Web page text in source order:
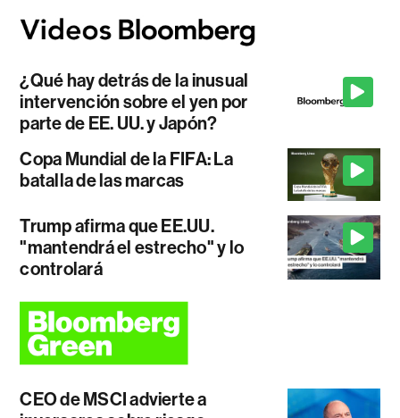
¿Qué hay detrás de la inusual
intervención sobre el yen por
parte de EE. UU. y Japón?
Copa Mundial de la FIFA: La
batalla de las marcas
Trump afirma que EE.UU.
"mantendrá el estrecho" y lo
controlará
CEO de MSCI advierte a